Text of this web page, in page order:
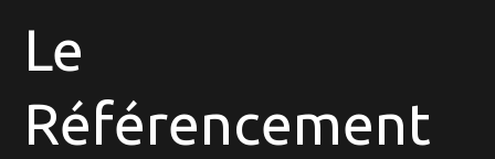
Ligne
avec
Le
Référencement